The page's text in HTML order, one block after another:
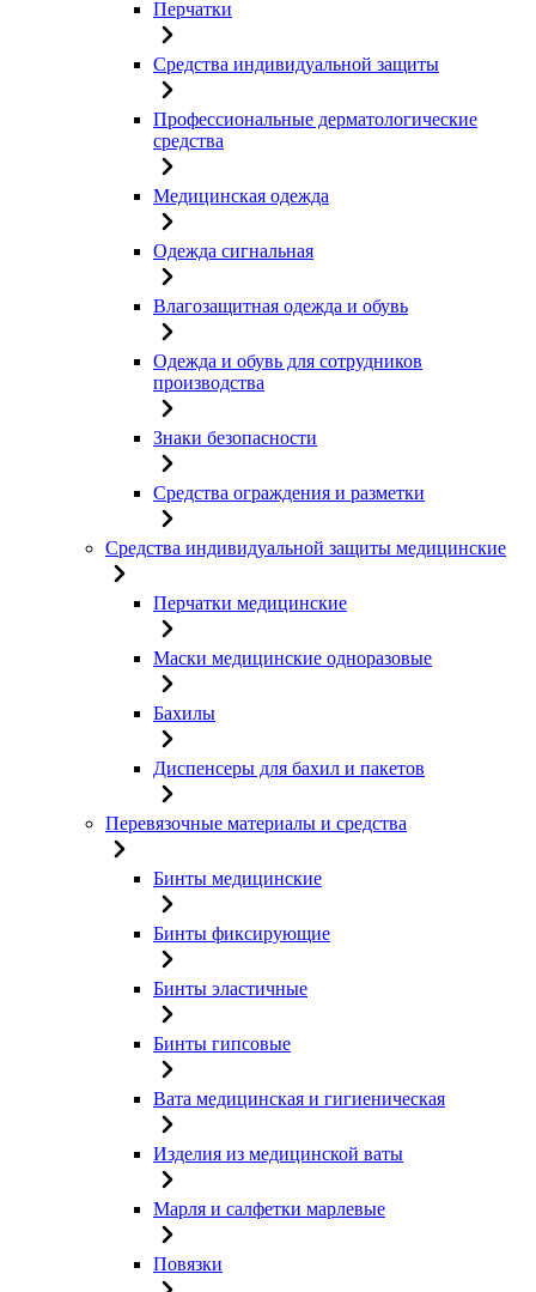
Перчатки
Средства индивидуальной защиты
Профессиональные дерматологические
средства
Медицинская одежда
Одежда сигнальная
Влагозащитная одежда и обувь
Одежда и обувь для сотрудников
производства
Знаки безопасности
Средства ограждения и разметки
Средства индивидуальной защиты медицинские
Перчатки медицинские
Маски медицинские одноразовые
Бахилы
Диспенсеры для бахил и пакетов
Перевязочные материалы и средства
Бинты медицинские
Бинты фиксирующие
Бинты эластичные
Бинты гипсовые
Вата медицинская и гигиеническая
Изделия из медицинской ваты
Марля и салфетки марлевые
Повязки